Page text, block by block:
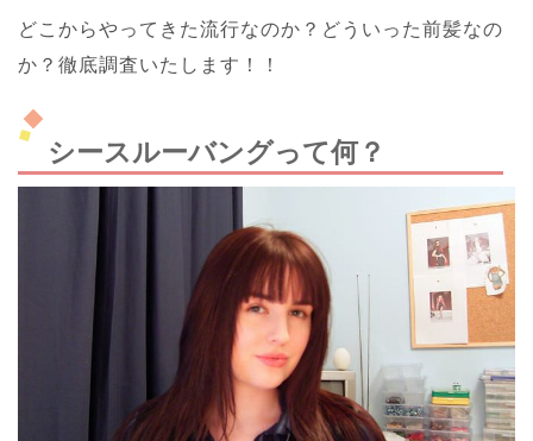
どこからやってきた流行なのか？どういった前髪なの
か？徹底調査いたします！！
シースルーバングって何？